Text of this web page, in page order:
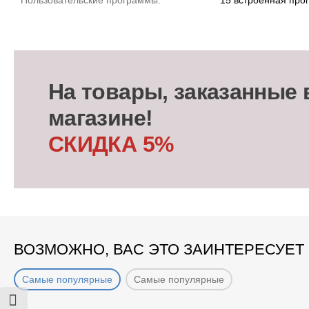
На товары, заказанные
магазине!
СКИДКА 5%
ВОЗМОЖНО, ВАС ЭТО ЗАИНТЕРЕСУЕТ
Самые популярные Самые популярные